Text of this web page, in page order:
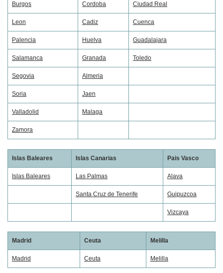
Burgos Cordoba Ciudad Real
Leon Cadiz Cuenca
Palencia Huelva Guadalajara
Salamanca Granada Toledo
Segovia Almeria
Soria Jaen
Valladolid Malaga
Zamora
Islas Baleares Islas Canarias Pais Vasco
Islas Baleares Las Palmas Alava
Santa Cruz de Tenerife Guipuzcoa
Vizcaya
Madrid Ceuta Melilla
Madrid Ceuta Melilla